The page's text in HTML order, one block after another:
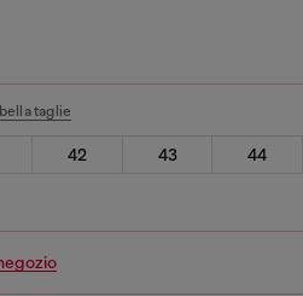
taglie
42 43
44